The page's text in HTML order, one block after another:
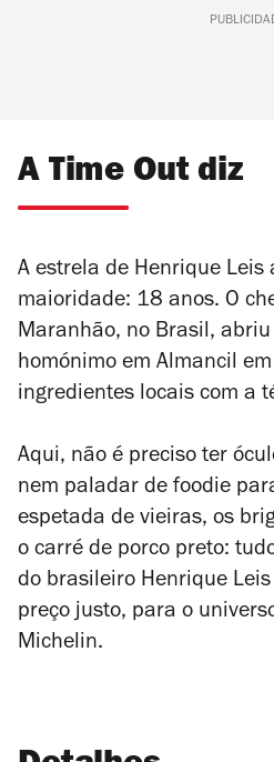
A Time Out diz
A estrela de Henrique Leis
maioridade: 18 anos. O
Maranhão, no Brasil,
homónimo em Almancil
ingredientes locais com a
Aqui, não é preciso ter
nem paladar de foodie
espetada de vieiras, os
o carré de porco preto:
do brasileiro Henrique
preço justo, para o
Michelin.